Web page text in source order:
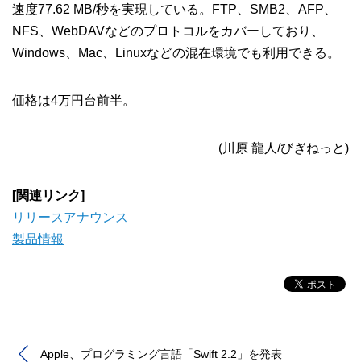
速度77.62 MB/秒を実現している。FTP、SMB2、AFP、
NFS、WebDAVなどのプロトコルをカバーしており、
Windows、Mac、Linuxなどの混在環境でも利用できる。
価格は4万円台前半。
(川原 龍人/びぎねっと)
[関連リンク]
リリースアナウンス
製品情報
Apple、プログラミング言語「Swift 2.2」を発表